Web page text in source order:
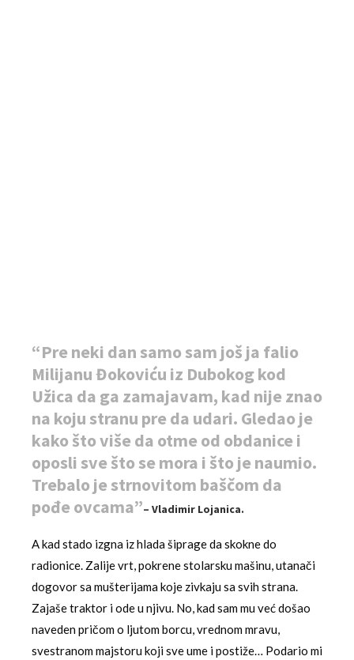
“Pre neki dan samo sam još ja falio
Milijanu Đokoviću iz Dubokog kod
Užica da ga zamajavam, kad nije znao
na koju stranu pre da udari. Gledao je
kako što više da otme od obdanice i
oposli sve što se mora i što je naumio.
Trebalo je strnovitom baščom da
pođe ovcama”– Vladimir Lojanica.
A kad stado izgna iz hlada šiprage da skokne do
radionice. Zalije vrt, pokrene stolarsku mašinu, utanači
dogovor sa mušterijama koje zivkaju sa svih strana.
Zajaše traktor i ode u njivu. No, kad sam mu već došao
naveden pričom o ljutom borcu, vrednom mravu,
svestranom majstoru koji sve ume i postiže… Podario mi